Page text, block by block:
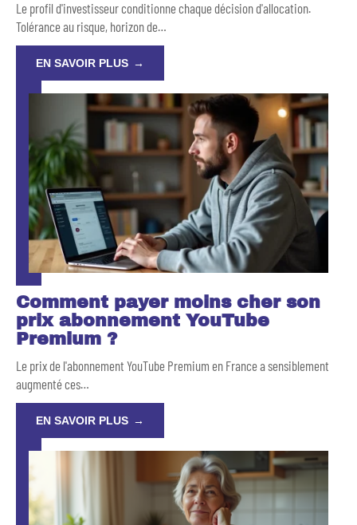
Le profil d'investisseur conditionne chaque décision d'allocation.
Tolérance au risque, horizon de…
EN SAVOIR PLUS
Comment payer moins cher son
prix abonnement YouTube
Premium ?
Le prix de l'abonnement YouTube Premium en France a sensiblement
augmenté ces…
EN SAVOIR PLUS